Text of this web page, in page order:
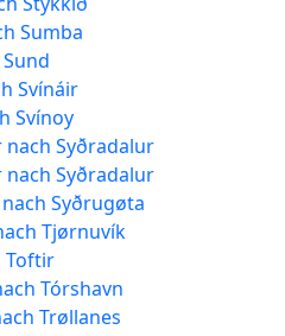
Sumba
Svínáir
Svínoy
Syðradalur
Syðradalur
Syðrugøta
Tjørnuvík
Toftir
Tórshavn
Trøllanes